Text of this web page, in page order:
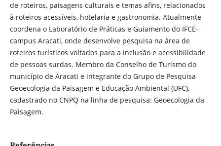
de roteiros, paisagens culturais e temas afins, relacionados
à roteiros acessíveis, hotelaria e gastronomia. Atualmente
coordena o Laboratório de Práticas e Guiamento do IFCE-
campus Aracati, onde desenvolve pesquisa na área de
roteiros turísticos voltados para a inclusão e acessibilidade
de pessoas surdas. Membro da Conselho de Turismo do
município de Aracati e integrante do Grupo de Pesquisa
Geoecologia da Paisagem e Educação Ambiental (UFC),
cadastrado no CNPQ na linha de pesquisa: Geoecologia da
Paisagem.